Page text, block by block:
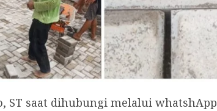
ST saat dihubungi melalui whatshApp